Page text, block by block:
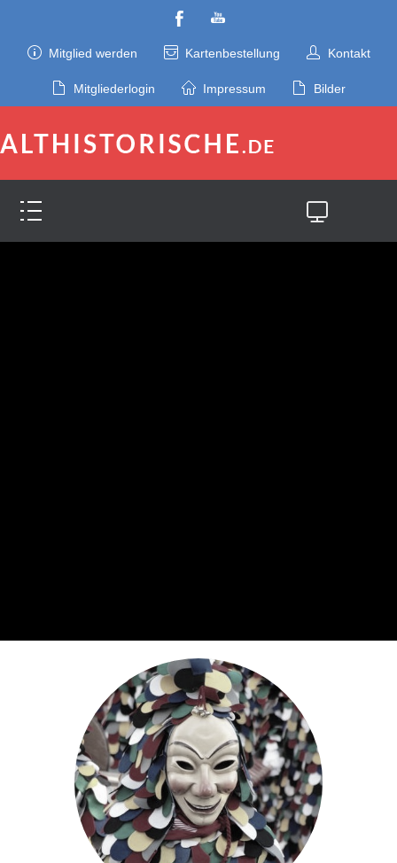
Mitglied werden Kartenbestellung Kontakt
Mitgliederlogin Impressum Bilder